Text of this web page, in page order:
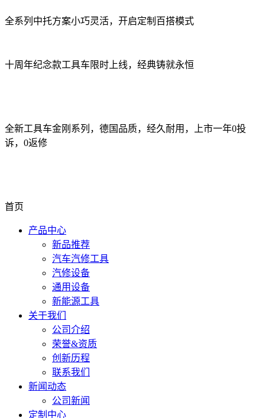
全系列中托方案小巧灵活，开启定制百搭模式
十周年纪念款工具车限时上线，经典铸就永恒
全新工具车金刚系列，德国品质，经久耐用，上市一年0投
诉，0返修
首页
产品中心
新品推荐
汽车汽修工具
汽修设备
通用设备
新能源工具
关于我们
公司介绍
荣誉&资质
创新历程
联系我们
新闻动态
公司新闻
定制中心